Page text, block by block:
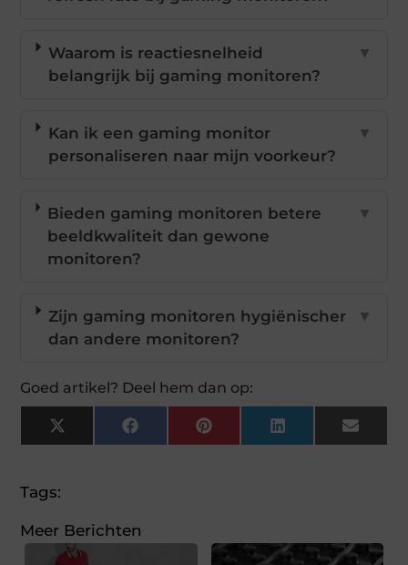
Waarom is reactiesnelheid
belangrijk bij gaming monitoren?
▼
Kan ik een gaming monitor
personaliseren naar mijn voorkeur?
▼
Bieden gaming monitoren betere
beeldkwaliteit dan gewone
monitoren?
▼
Zijn gaming monitoren hygiënischer
dan andere monitoren?
▼
Goed artikel? Deel hem dan op:
X
(Twitter)
FacebookPinterestLinkedInEmail
Tags:
Meer Berichten